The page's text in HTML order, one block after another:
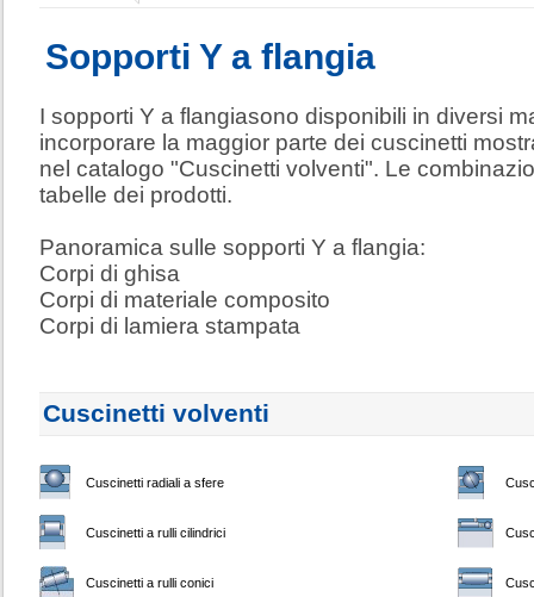
Sopporti Y a flangia
I sopporti Y a flangiasono disponibili in diversi
incorporare la maggior parte dei cuscinetti
nel catalogo "Cuscinetti volventi". Le
tabelle dei prodotti.
Panoramica sulle sopporti Y a flangia:
Corpi di ghisa
Corpi di materiale composito
Corpi di lamiera stampata
Cuscinetti volventi
Cuscinetti radiali a sfere
Cuscinetti a rulli cilindrici
Cuscinetti a rulli conici